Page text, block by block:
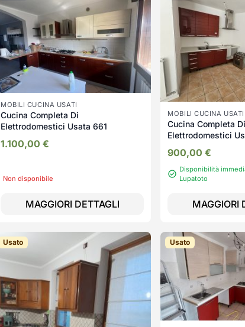
MOBILI CUCINA USATI
Cucina Completa Di
Elettrodomestici Usata 661
1.100,00 €
Non disponibile
MAGGIORI DETTAGLI
MOBILI CUCINA USATI
Cucina Completa Di
Elettrodomestici
900,00€
Disponibilità
Lupatoto
MAGGIORI
Usato Usato